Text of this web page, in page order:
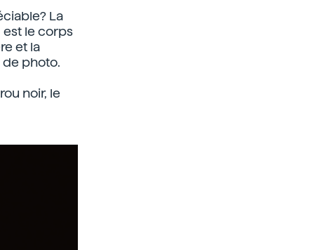
La
est le corps
et la
de photo.
noir, le